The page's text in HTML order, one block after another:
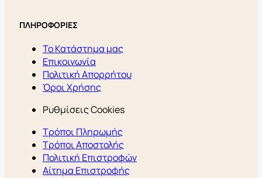
ΠΛΗΡΟΦΟΡΙΕΣ
Το Κατάστημα μας
Επικοινωνία
Πολιτική Απορρήτου
Όροι Χρήσης
Ρυθμίσεις Cookies
Τρόποι Πληρωμής
Τρόποι Αποστολής
Πολιτική Επιστροφών
Αίτημα Επιστροφής